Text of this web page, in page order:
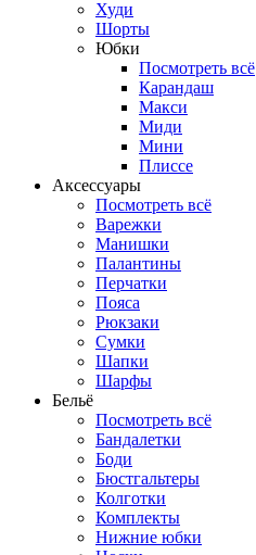
Худи
Шорты
Юбки
Посмотреть всё
Карандаш
Макси
Миди
Мини
Плиссе
Аксессуары
Посмотреть всё
Варежки
Манишки
Палантины
Перчатки
Пояса
Рюкзаки
Сумки
Шапки
Шарфы
Бельё
Посмотреть всё
Бандалетки
Боди
Бюстгальтеры
Колготки
Комплекты
Нижние юбки